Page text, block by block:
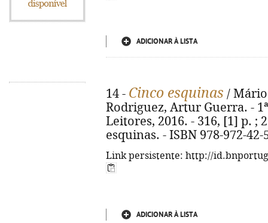
ADICIONAR À LISTA
14 - Cinco esquinas /
Rodriguez, Artur Guerra. -
Leitores, 2016. - 316, [1] p. ;
esquinas. - ISBN 978-972-42-
Link persistente: http://
ADICIONAR À LISTA